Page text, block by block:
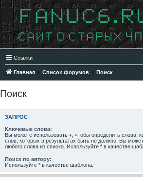
Ссылки
Главная Список форумов Поиск
Поиск
ЗАПРОС
Ключевые слова:
Вы можете использовать + , чтобы определить слова,
слов, которых в результатах быть не должно. Вы
любого слова из списка. Используйте * в качестве
Поиск по автору:
Используйте * в качестве шаблона.